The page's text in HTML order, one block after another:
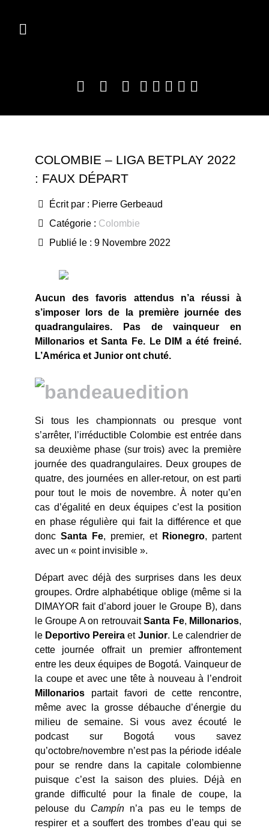
COLOMBIE – LIGA BETPLAY 2022
: FAUX DÉPART
Écrit par : Pierre Gerbeaud
Catégorie : Colombie
Publié le : 9 Novembre 2022
Aucun des favoris attendus n’a réussi à
s’imposer lors de la première journée des
quadrangulaires. Pas de vainqueur en
Millonarios et Santa Fe. Le DIM a été freiné.
L’América et Junior ont chuté.
Si tous les championnats ou presque vont
s’arrêter, l’irréductible Colombie est entrée dans
sa deuxième phase (sur trois) avec la première
journée des quadrangulaires. Deux groupes de
quatre, des journées en aller-retour, on est parti
pour tout le mois de novembre. À noter qu’en
cas d’égalité en deux équipes c’est la position
en phase régulière qui fait la différence et que
donc Santa Fe, premier, et Rionegro, partent
avec un « point invisible ».
Départ avec déjà des surprises dans les deux
groupes. Ordre alphabétique oblige (même si la
DIMAYOR fait d’abord jouer le Groupe B), dans
le Groupe A on retrouvaitSanta Fe, Millonarios,
le Deportivo Pereira et Junior. Le calendrier de
cette journée offrait un premier affrontement
entre les deux équipes de Bogotá. Vainqueur de
la coupe et avec une tête à nouveau à l’endroit
Millonarios partait favori de cette rencontre,
même avec la grosse débauche d’énergie du
milieu de semaine. Si vous avez écouté le
podcast sur Bogotá vous savez
qu’octobre/novembre n’est pas la période idéale
pour se rendre dans la capitale colombienne
puisque c’est la saison des pluies. Déjà en
grande difficulté pour la finale de coupe, la
pelouse du Campín n’a pas eu le temps de
respirer et a souffert des trombes d’eau qui se